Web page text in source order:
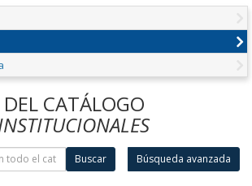
CATÁLOGO
Buscar Búsqueda avanzada